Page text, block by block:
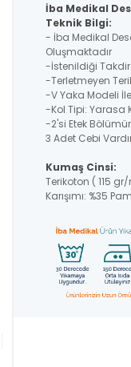
İba Medikal
Teknik Bilgi:
- İba Medikal
Oluşmaktadır
-İstenildiği
-Terletmeyen
-V Yaka Modeli
-Kol Tipi: Yarasa
-2'si Etek
3 Adet Cebi
Kumaş Cinsi:
Terikoton ( 115
Karışımı: %35